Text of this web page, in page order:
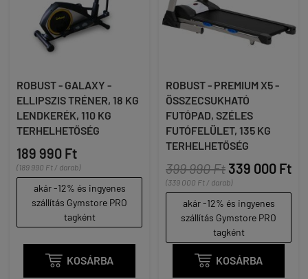
ROBUST - GALAXY -
ELLIPSZIS TRÉNER, 18 KG
LENDKERÉK, 110 KG
TERHELHETŐSÉG
189 990 Ft
(189 990 Ft / darab)
akár -12% és ingyenes
szállítás Gymstore PRO
tagként
 KOSÁRBA
ROBUST - PREMIUM X5 -
ÖSSZECSUKHATÓ
FUTÓPAD, SZÉLES
FUTÓFELÜLET, 135 KG
TERHELHETŐSÉG
399 990 Ft 339 000 Ft
(339 000 Ft / darab)
akár -12% és ingyenes
szállítás Gymstore PRO
tagként
 KOSÁRBA